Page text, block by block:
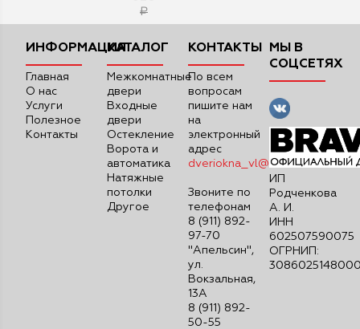
₽
ИНФОРМАЦИЯ
Главная
О нас
Услуги
Полезное
Контакты
КАТАЛОГ
Межкомнатные
двери
Входные
двери
Остекление
Ворота и
автоматика
Натяжные
потолки
Другое
КОНТАКТЫ
По всем
вопросам
пишите нам
на
электронный
адрес
dveriokna_vl@mail.ru
Звоните по
телефонам
8 (911) 892-
97-70
"Апельсин",
ул.
Вокзальная,
13А
8 (911) 892-
50-55
МЫ В
СОЦСЕТЯХ
ИП
Родченкова
А. И.
ИНН
602507590075
ОГРНИП: